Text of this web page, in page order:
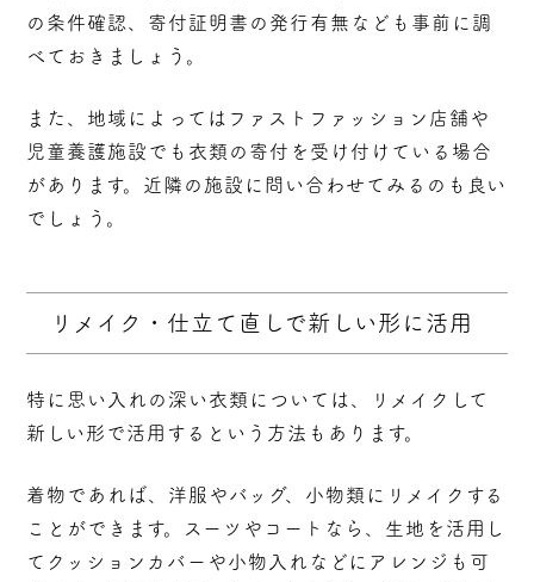
の条件確認、寄付証明書の発行有無なども事前に調
べておきましょう。
また、地域によってはファストファッション店舗や
児童養護施設でも衣類の寄付を受け付けている場合
があります。近隣の施設に問い合わせてみるのも良い
でしょう。
リメイク・仕立て直しで新しい形に活用
特に思い入れの深い衣類については、リメイクして
新しい形で活用するという方法もあります。
着物であれば、洋服やバッグ、小物類にリメイクする
ことができます。スーツやコートなら、生地を活用し
てクッションカバーや小物入れなどにアレンジも可